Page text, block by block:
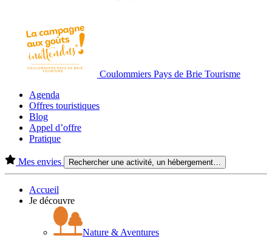
Coulommiers Pays de Brie Tourisme
Agenda
Offres touristiques
Blog
Appel d’offre
Pratique
Mes envies Rechercher une activité, un hébergement…
Accueil
Je découvre
Nature & Aventures